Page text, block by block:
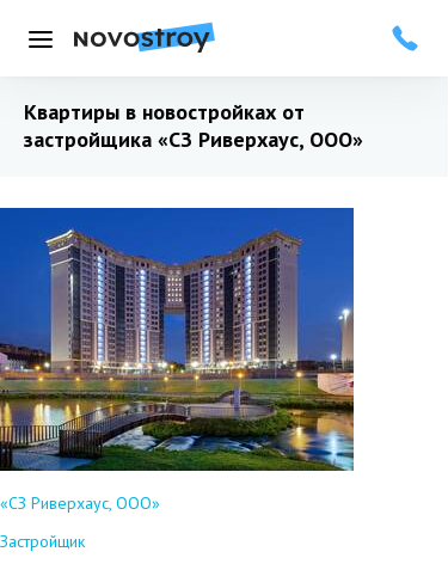
Меню
Квартиры в новостройках от
застройщика «СЗ Риверхаус, ООО»
«СЗ Риверхаус, ООО»
Застройщик